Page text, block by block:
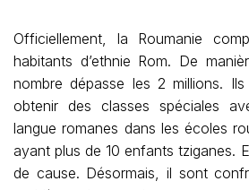
Officiellement, la Roumanie
habitants d’ethnie Rom. De
nombre dépasse les 2 millions.
obtenir des classes spéciales
langue romanes dans les écoles
ayant plus de 10 enfants tziganes.
de cause. Désormais, il sont